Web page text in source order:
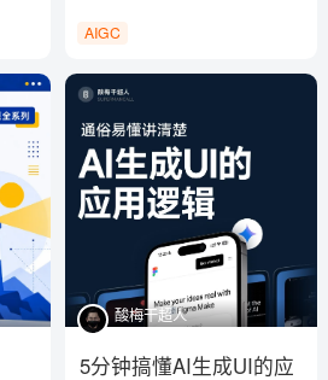
AIGC
5分钟搞懂AI生成UI的应
酸梅干超人